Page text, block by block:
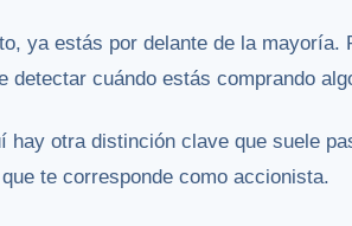
ya estás por delante de la
detectar cuándo estás comprando
hay otra distinción clave que suele
te corresponde como accionista.